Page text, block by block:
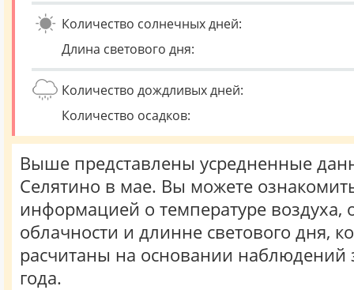
Количество солнечных дней:
Длина светового дня:
Количество дождливых дней:
Количество осадков:
Выше представлены усредненные
Селятино в мае. Вы можете
информацией о температуре воздуха,
облачности и длинне светового дня,
расчитаны на основании наблюдений
года.